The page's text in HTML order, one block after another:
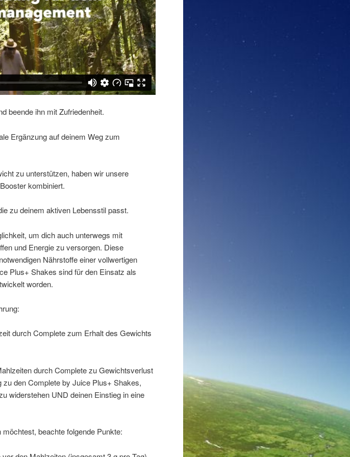
beende ihn mit Zufriedenheit.
Ergänzung auf deinem Weg zum
zu unterstützen, haben wir unsere
kombiniert.
zu deinem aktiven Lebensstil passt.
um dich auch unterwegs mit
und Energie zu versorgen. Diese
Nährstoffe einer vollwertigen
Plus+ Shakes sind für den Einsatz als
worden.
durch Complete zum Erhalt des Gewichts
durch Complete zu Gewichtsverlust
zu den Complete by Juice Plus+ Shakes,
widerstehen UND deinen Einstieg in eine
beachte folgende Punkte: